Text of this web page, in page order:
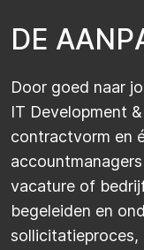
DE AANP
Door goed naar
IT Development
contractvorm en
vacature of
begeleiden en
sollicitatieproces,